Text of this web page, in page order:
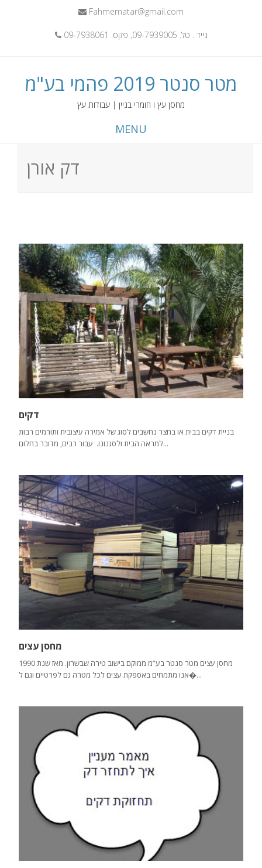
Fahmematar@gmail.com
נייד . טל. 09-7939005, פקס. 09-7938061
מטר סנטר 2019 פהמי בע"מ
מחסן עץ ו חומרי בניין | עבודות עץ
MENU
to
דק אורן
דקים
בניית דקים בבית או בחצר נחשבים לסוג של אמירה עיצובית ותורמים רבות
למראה הבית ולסגנונו. עבור רבים, מדובר בחלום...
מחסן עצים
מחסן עצים מטר סנטר בע”מ ממוקם בישוב טירה שבשרון. מאז שנת 1990
אנו מתמחים באספקת עצים לכל מטרה גם לפרטיים וגם ל�...